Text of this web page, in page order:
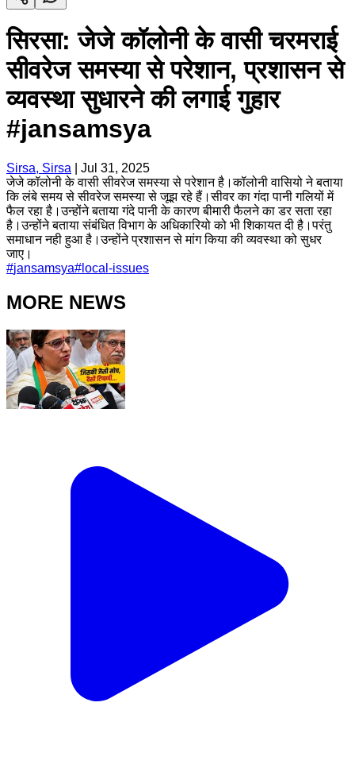
सिरसा: जेजे कॉलोनी के वासी चरमराई
सीवरेज समस्या से परेशान, प्रशासन से
व्यवस्था सुधारने की लगाई गुहार
#jansamsya
Sirsa, Sirsa
Jul 31, 2025
जेजे कॉलोनी के वासी सीवरेज समस्या से परेशान है।कॉलोनी वासियो ने बताया
कि लंबे समय से सीवरेज समस्या से जूझ रहे हैं।सीवर का गंदा पानी गलियों में
फैल रहा है।उन्होंने बताया गंदे पानी के कारण बीमारी फैलने का डर सता रहा
है।उन्होंने बताया संबंधित विभाग के अधिकारियो को भी शिकायत दी है।परंतु
समाधान नही हुआ है।उन्होंने प्रशासन से मांग किया की व्यवस्था को सुधर
जाए।
#jansamsya# local-issues
MORE NEWS